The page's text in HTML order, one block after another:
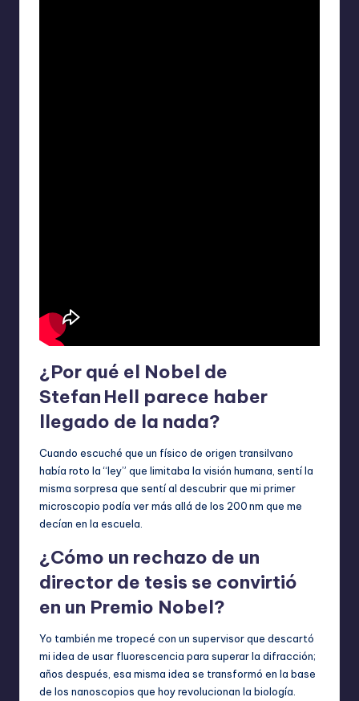
¿Por qué el Nobel de
Stefan Hell parece haber
llegado de la nada?
Cuando escuché que un físico de origen transilvano
había roto la “ley” que limitaba la visión humana, sentí la
misma sorpresa que sentí al descubrir que mi primer
microscopio podía ver más allá de los 200 nm que me
decían en la escuela.
¿Cómo un rechazo de un
director de tesis se convirtió
en un Premio Nobel?
Yo también me tropecé con un supervisor que descartó
mi idea de usar fluorescencia para superar la difracción;
años después, esa misma idea se transformó en la base
de los nanoscopios que hoy revolucionan la biología.